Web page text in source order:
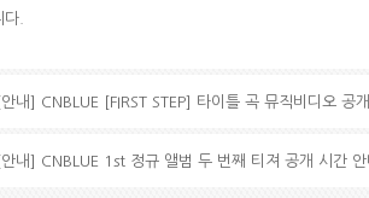
.
[안내] CNBLUE [FIRST STEP] 타이틀 곡 뮤직비디오 공
[안내] CNBLUE 1st 정규 앨범 두 번째 티져 공개 시간 안